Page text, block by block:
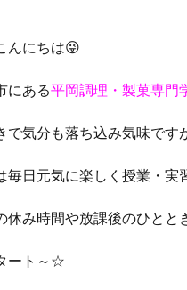
んにちは😜
にある平岡調理・製菓専
で気分も落ち込み気味です
毎日元気に楽しく授業・実
休み時間や放課後のひとと
ート～☆